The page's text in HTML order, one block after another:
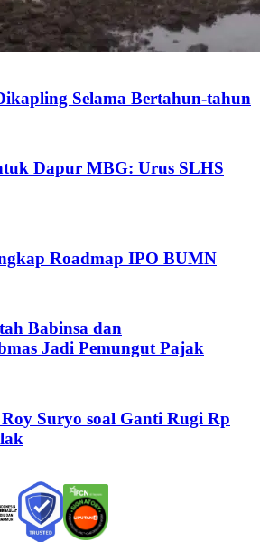
Selama Bertahun-tahun
Dapur MBG: Urus SLHS
Roadmap IPO BUMN
Babinsa dan
Jadi Pemungut Pajak
Suryo soal Ganti Rugi Rp